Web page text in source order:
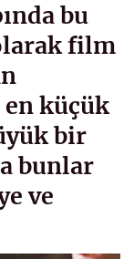
bu
film
küçük
bir
bunlar
ve